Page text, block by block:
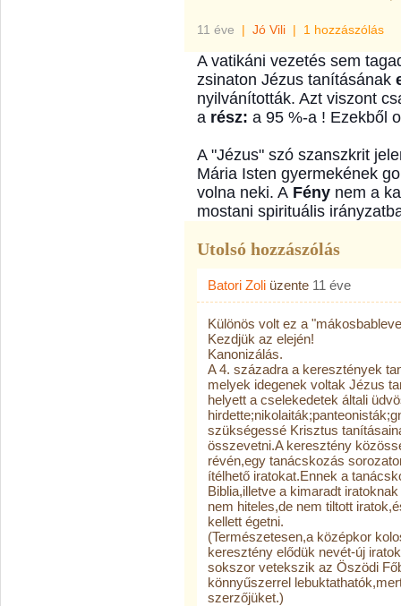
11 éve | Jó Vili | 1 hozzászólás
A vatikáni vezetés sem
zsinaton Jézus tanításának
nyilvánították. Azt viszont
a rész: a 95 %-a ! Ezekből
A "Jézus" szó szanszkrit
Mária Isten gyermekének
volna neki. A Fény nem a
mostani spirituális
Utolsó hozzászólás
Batori Zoli üzente 11 éve
Különös volt ez a
Kezdjük az elején!
Kanonizálás.
A 4. századra a keresztények
melyek idegenek voltak Jézus
helyett a cselekedetek általi
szükségessé Krisztus
összevetni.A keresztény
révén,egy tanácskozás
ítélhető iratokat.Ennek a
Biblia,illetve a kimaradt
nem hiteles,de nem tiltott
kellett égetni.
(Természetesen,a középkor
keresztény elődük nevét-új
sokszor vetekszik az Öszödi
könnyűszerrel
szerzőjüket.)